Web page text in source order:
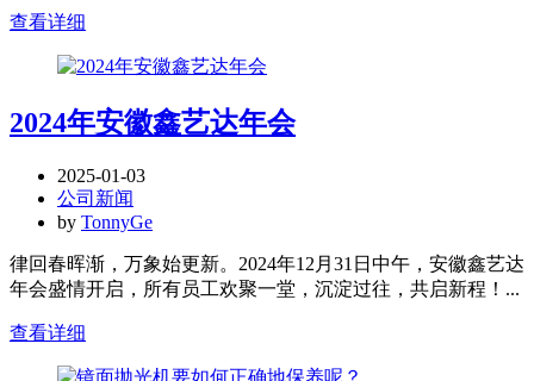
查看详细
2024年安徽鑫艺达年会
2025-01-03
公司新闻
by TonnyGe
律回春晖渐，万象始更新。2024年12月31日中午，安徽鑫艺达
年会盛情开启，所有员工欢聚一堂，沉淀过往，共启新程！...
查看详细